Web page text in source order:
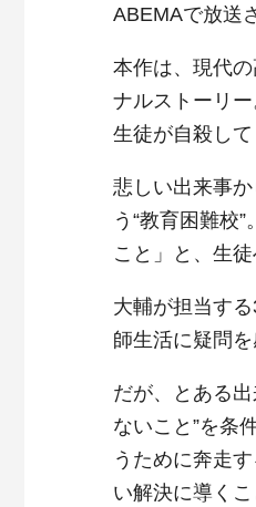
ABEMAで放送
本作は、現代
ナルストーリ
生徒が自殺して
悲しい出来事
う“教育困難校
こと」と、生
大輔が担当す
師生活に疑問
だが、とある
ないこと”を条
うために奔走
い解決に導くこ